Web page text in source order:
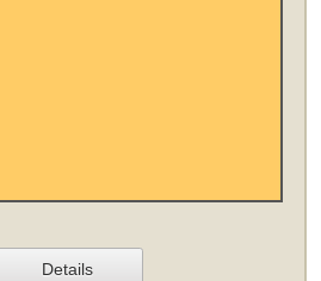
Details